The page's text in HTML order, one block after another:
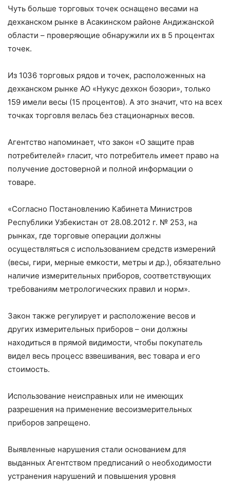
Чуть больше торговых точек оснащено весами на
дехканском рынке в Асакинском районе Андижанской
области – проверяющие обнаружили их в 5 процентах
точек.
Из 1036 торговых рядов и точек, расположенных на
дехканском рынке АО «Нукус дехкон бозори», только
159 имели весы (15 процентов). А это значит, что на всех
точках торговля велась без стационарных весов.
Агентство напоминает, что закон «О защите прав
потребителей» гласит, что потребитель имеет право на
получение достоверной и полной информации о
товаре.
«Согласно Постановлению Кабинета Министров
Республики Узбекистан от 28.08.2012 г. № 253, на
рынках, где торговые операции должны
осуществляться с использованием средств измерений
(весы, гири, мерные емкости, метры и др.), обязательно
наличие измерительных приборов, соответствующих
требованиям метрологических правил и норм».
Закон также регулирует и расположение весов и
других измерительных приборов – они должны
находиться в прямой видимости, чтобы покупатель
видел весь процесс взвешивания, вес товара и его
стоимость.
Использование неисправных или не имеющих
разрешения на применение весоизмерительных
приборов запрещено.
Выявленные нарушения стали основанием для
выданных Агентством предписаний о необходимости
устранения нарушений и повышения уровня